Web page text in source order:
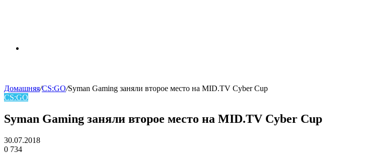
skin
Домашняя/CS:GO/Syman Gaming заняли второе место на MID.TV Cyber Cup
CS:GO
Syman Gaming заняли второе место на MID.TV Cyber Cup
30.07.2018
0 734